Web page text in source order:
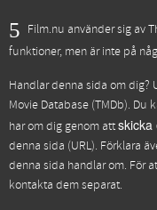
Film.nu använder sig av
funktioner, men är inte på
Handlar denna sida om dig?
Movie Database (TMDb). Du
har om dig genom attskicka
denna sida (URL). Förklara
denna sida handlar om. För
kontakta dem separat.